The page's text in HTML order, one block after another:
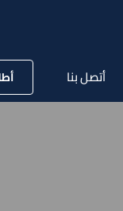
أتصل بنا